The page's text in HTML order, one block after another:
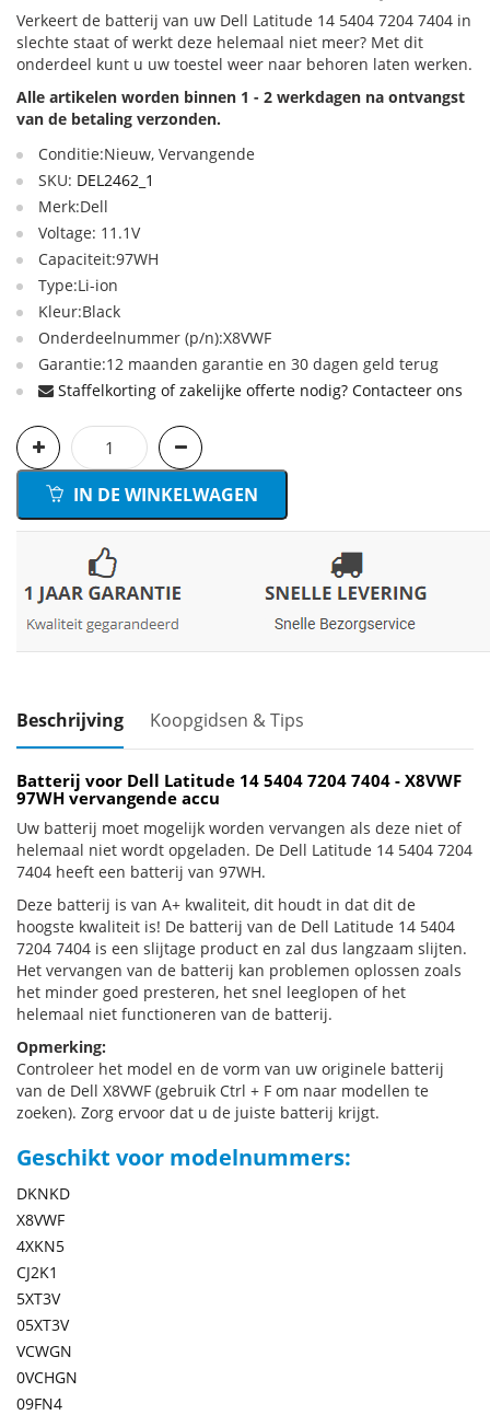
Verkeert de batterij van uw Dell Latitude 14 5404 7204 7404 in
slechte staat of werkt deze helemaal niet meer? Met dit
onderdeel kunt u uw toestel weer naar behoren laten werken.
Alle artikelen worden binnen 1 - 2 werkdagen na ontvangst
van de betaling verzonden.
Conditie:Nieuw, Vervangende
SKU: DEL2462_1
Merk:Dell
Voltage: 11.1V
Capaciteit:97WH
Type:Li-ion
Kleur:Black
Onderdeelnummer (p/n):X8VWF
Garantie:12 maanden garantie en 30 dagen geld terug
Staffelkorting of zakelijke offerte nodig? Contacteer ons
IN DE WINKELWAGEN
Beschrijving Koopgidsen & Tips
Batterij voor Dell Latitude 14 5404 7204 7404 - X8VWF
97WH vervangende accu
Uw batterij moet mogelijk worden vervangen als deze niet of
helemaal niet wordt opgeladen. De Dell Latitude 14 5404 7204
7404 heeft een batterij van 97WH.
Deze batterij is van A+ kwaliteit, dit houdt in dat dit de
hoogste kwaliteit is! De batterij van de Dell Latitude 14 5404
7204 7404 is een slijtage product en zal dus langzaam slijten.
Het vervangen van de batterij kan problemen oplossen zoals
het minder goed presteren, het snel leeglopen of het
helemaal niet functioneren van de batterij.
Opmerking:
Controleer het model en de vorm van uw originele batterij
van de Dell X8VWF (gebruik Ctrl + F om naar modellen te
zoeken). Zorg ervoor dat u de juiste batterij krijgt.
Geschikt voor modelnummers:
DKNKD
X8VWF
4XKN5
CJ2K1
5XT3V
05XT3V
VCWGN
0VCHGN
09FN4